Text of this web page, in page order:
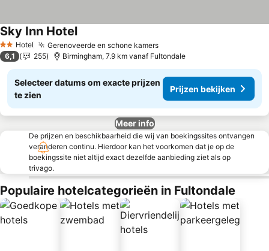
2 Sterren
Hotel Gerenoveerde en schone kamers
Sky Inn Hotel
6,1 255 Birmingham, 7.9 km vanaf Fultondale
Selecteer datums om exacte prijzen
te zien
Prijzen bekijken
Meer info
De prijzen en beschikbaarheid die wij van boekingssites ontvangen
veranderen continu. Hierdoor kan het voorkomen dat je op de
boekingssite niet altijd exact dezelfde aanbieding ziet als op
trivago.
Populaire hotelcategorieën in Fultondale